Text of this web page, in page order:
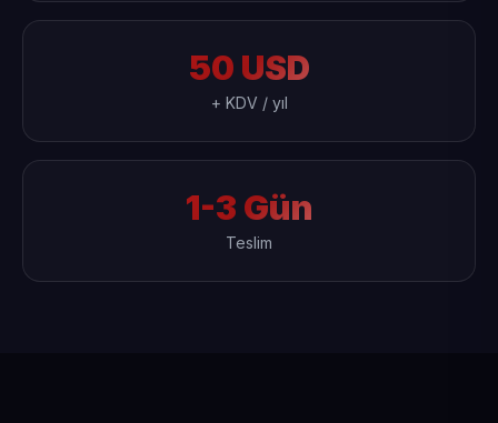
50 USD
+ KDV / yıl
1-3 Gün
Teslim